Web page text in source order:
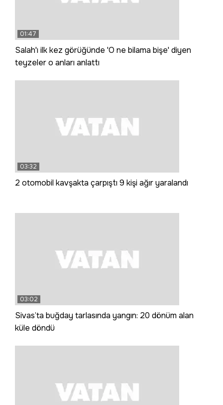
01:47
Salah'ı ilk kez görüğünde 'O ne bilama bişe' diyen
teyzeler o anları anlattı
03:32
2 otomobil kavşakta çarpıştı 9 kişi ağır yaralandı
03:02
Sivas’ta buğday tarlasında yangın: 20 dönüm alan
küle döndü